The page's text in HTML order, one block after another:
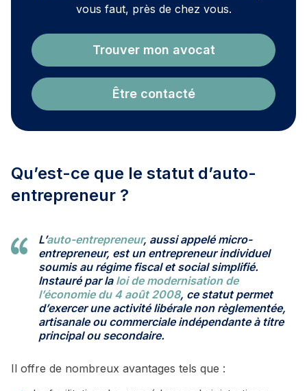
vous faut, près de chez vous.
Trouver mon avocat
Être contacté
Qu’est-ce que le statut d’auto-
entrepreneur ?
L’auto-entrepreneur, aussi appelé micro-
entrepreneur, est un entrepreneur individuel
soumis au régime fiscal et social simplifié.
Instauré par la loi de modernisation de
l’économie du 4 août 2008, ce statut permet
d’exercer une activité libérale non règlementée,
artisanale ou commerciale indépendante à titre
principal ou secondaire.
Il offre de nombreux avantages tels que :